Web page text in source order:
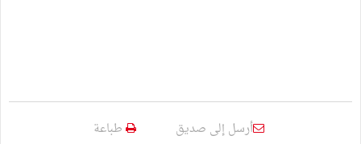
أرسل إلى صديق طباعة